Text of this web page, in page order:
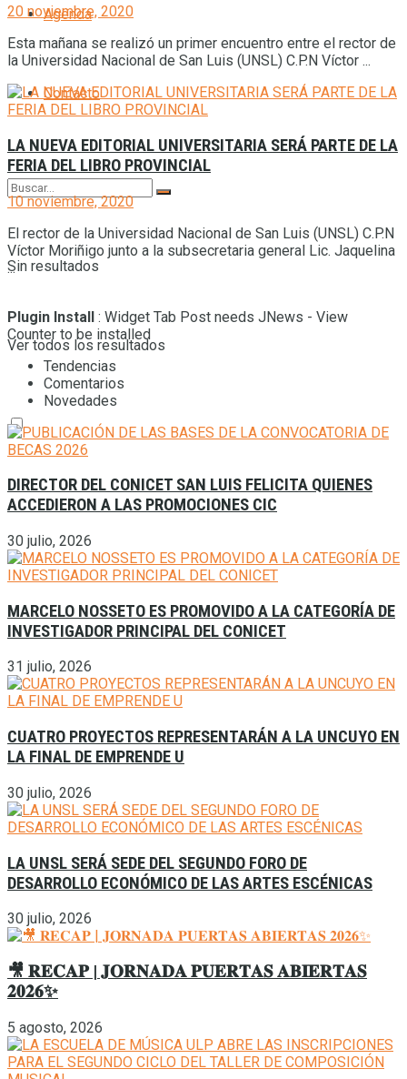
Agenda
Contacto
Sin resultados
Ver todos los resultados
20 noviembre, 2020
Esta mañana se realizó un primer encuentro entre el rector de
la Universidad Nacional de San Luis (UNSL) C.P.N Víctor ...
LA NUEVA EDITORIAL UNIVERSITARIA SERÁ PARTE DE LA
FERIA DEL LIBRO PROVINCIAL
10 noviembre, 2020
El rector de la Universidad Nacional de San Luis (UNSL) C.P.N
Víctor Moriñigo junto a la subsecretaria general Lic. Jaquelina
...
Plugin Install : Widget Tab Post needs JNews - View
Counter to be installed
Tendencias
Comentarios
Novedades
DIRECTOR DEL CONICET SAN LUIS FELICITA QUIENES
ACCEDIERON A LAS PROMOCIONES CIC
30 julio, 2026
MARCELO NOSSETO ES PROMOVIDO A LA CATEGORÍA DE
INVESTIGADOR PRINCIPAL DEL CONICET
31 julio, 2026
CUATRO PROYECTOS REPRESENTARÁN A LA UNCUYO EN
LA FINAL DE EMPRENDE U
30 julio, 2026
LA UNSL SERÁ SEDE DEL SEGUNDO FORO DE
DESARROLLO ECONÓMICO DE LAS ARTES ESCÉNICAS
30 julio, 2026
🎥 𝐑𝐄𝐂𝐀𝐏 | 𝐉𝐎𝐑𝐍𝐀𝐃𝐀 𝐏𝐔𝐄𝐑𝐓𝐀𝐒 𝐀𝐁𝐈𝐄𝐑𝐓𝐀𝐒
𝟐𝟎𝟐𝟔✨
5 agosto, 2026